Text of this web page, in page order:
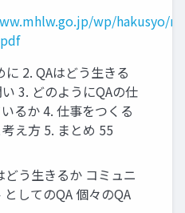
wp/hakusyo/
に 2. QAはどう生きる
3. どのようにQAの仕
るか 4. 仕事をつくる
え方 5. まとめ 55
どう生きるか コミュニ
してのQA 個々のQA